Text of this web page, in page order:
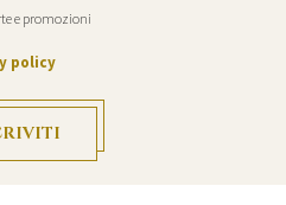
e promozioni
policy